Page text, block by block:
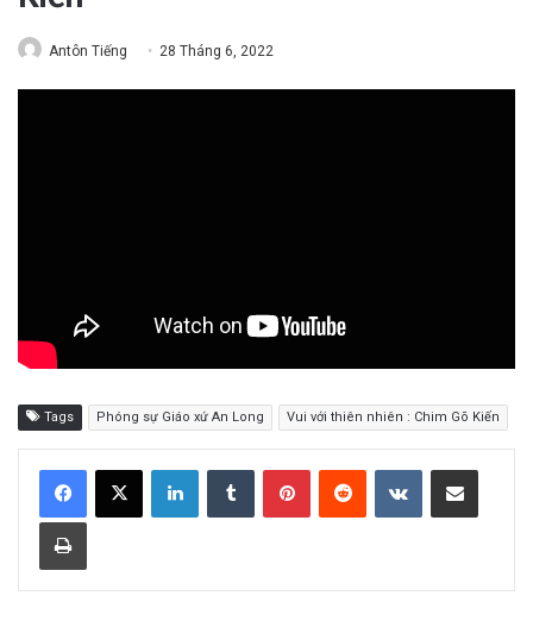
Antôn Tiếng 28 Tháng 6, 2022
Tags Phóng sự Giáo xứ An Long Vui với thiên nhiên : Chim Gõ Kiến